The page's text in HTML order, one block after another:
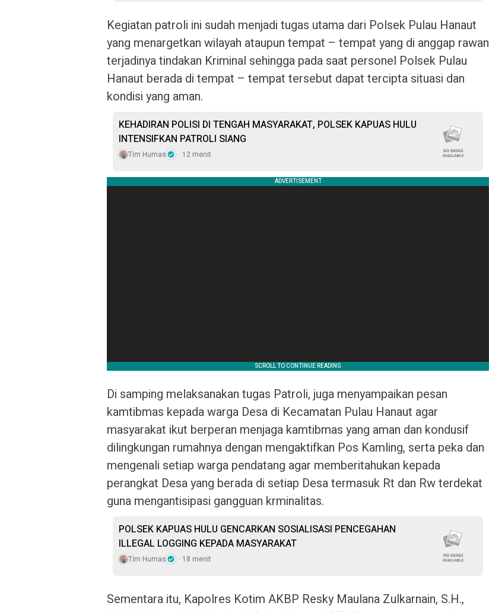
Kegiatan patroli ini sudah menjadi tugas utama dari Polsek Pulau Hanaut
yang menargetkan wilayah ataupun tempat – tempat yang di anggap rawan
terjadinya tindakan Kriminal sehingga pada saat personel Polsek Pulau
Hanaut berada di tempat – tempat tersebut dapat tercipta situasi dan
kondisi yang aman.
KEHADIRAN POLISI DI TENGAH MASYARAKAT, POLSEK KAPUAS HULU
INTENSIFKAN PATROLI SIANG
Tim Humas 12 menit
Di samping melaksanakan tugas Patroli, juga menyampaikan pesan
kamtibmas kepada warga Desa di Kecamatan Pulau Hanaut agar
masyarakat ikut berperan menjaga kamtibmas yang aman dan kondusif
dilingkungan rumahnya dengan mengaktifkan Pos Kamling, serta peka dan
mengenali setiap warga pendatang agar memberitahukan kepada
perangkat Desa yang berada di setiap Desa termasuk Rt dan Rw terdekat
guna mengantisipasi gangguan krminalitas.
POLSEK KAPUAS HULU GENCARKAN SOSIALISASI PENCEGAHAN
ILLEGAL LOGGING KEPADA MASYARAKAT
Tim Humas 18 menit
Sementara itu, Kapolres Kotim AKBP Resky Maulana Zulkarnain, S.H.,